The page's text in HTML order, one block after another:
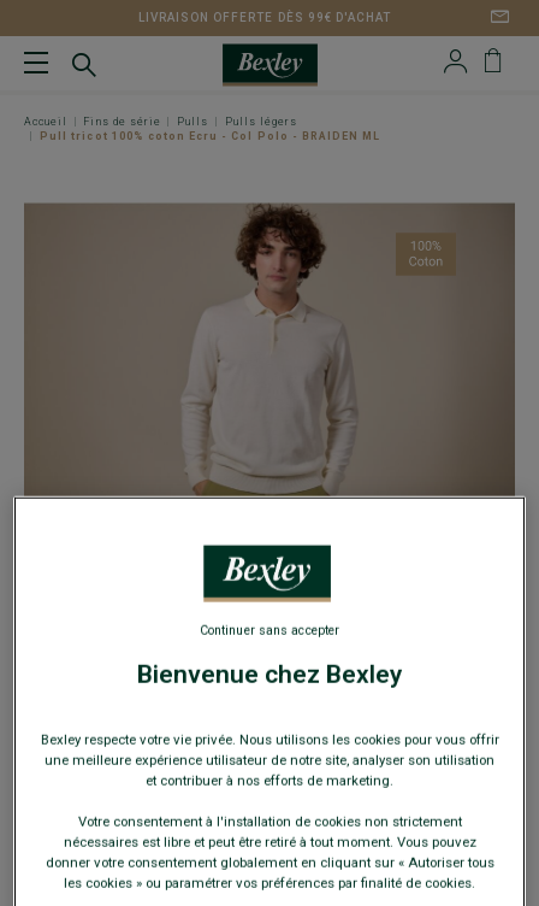
LIVRAISON OFFERTE DÈS 99€ D'ACHAT
Accueil Fins de série Pulls
Pulls légers
Pull tricot 100% coton Ecru - Col Polo - BRAIDEN ML
ML
Manches longues - Coupe Ajustée
39,00 € FINS DE SÉRIE
Payez en plusieurs fois dès 199€ d'achat
Bienvenue chez Bexley
Bexley respecte votre vie privée. Nous utilisons les cookies pour vous offrir
une meilleure expérience utilisateur de notre site, analyser son utilisation
et contribuer à nos efforts de marketing.
Votre consentement à l'installation de cookies non strictement
nécessaires est libre et peut être retiré à tout moment. Vous pouvez
donner votre consentement globalement en cliquant sur « Autoriser tous
les cookies » ou paramétrer vos préférences par finalité de cookies.
Continuer sans accepter